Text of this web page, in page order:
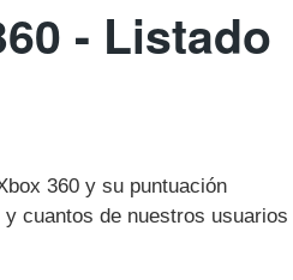
- Listado
360 y su puntuación
cuantos de nuestros usuarios